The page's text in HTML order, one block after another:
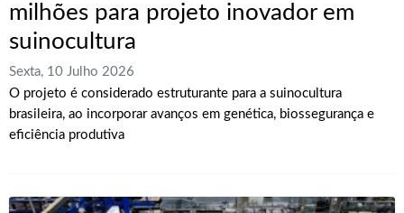
milhões para projeto inovador em
suinocultura
Sexta, 10 Julho 2026
O projeto é considerado estruturante para a suinocultura
brasileira, ao incorporar avanços em genética, biossegurança e
eficiência produtiva